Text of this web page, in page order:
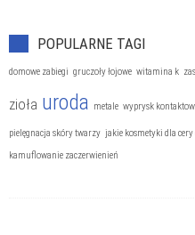
POPULARNE TAGI
domowe zabiegi gruczoły łojowe witamina k
zioła uroda metale wyprysk
pielęgnacja skóry twarzy jakie kosmetyki dla cery
kamuflowanie zaczerwienień